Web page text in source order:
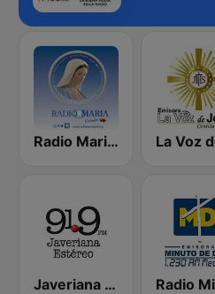
Radio Maria Colombia
Javeriana Estéreo 91.9 FM